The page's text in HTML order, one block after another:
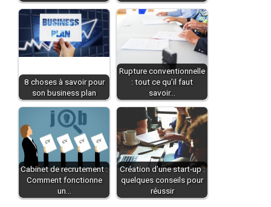
8 choses à savoir pour
son business plan
Rupture conventionnelle
: tout ce qu’il faut
savoir…
Cabinet de recrutement :
Comment fonctionne
un…
Création d’une start-up :
quelques conseils pour
réussir